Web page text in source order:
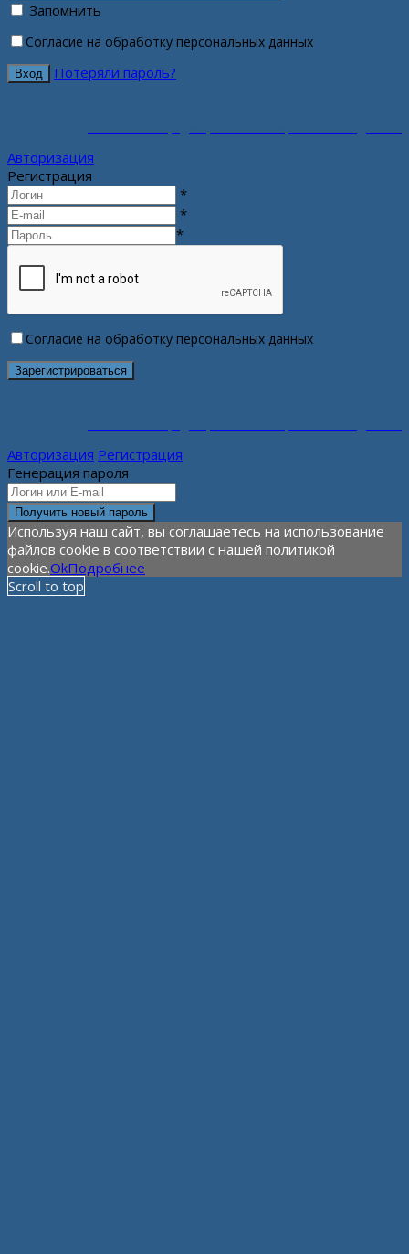
Запомнить
Согласие на обработку персональных данных
Потеряли пароль?
Авторизация
Регистрация
*
*
*
Согласие на обработку персональных данных
Авторизация Регистрация
Генерация пароля
Используя наш сайт, вы соглашаетесь на использование
файлов cookie в соответствии с нашей политикой
cookie.OkПодробнее
Scroll to top